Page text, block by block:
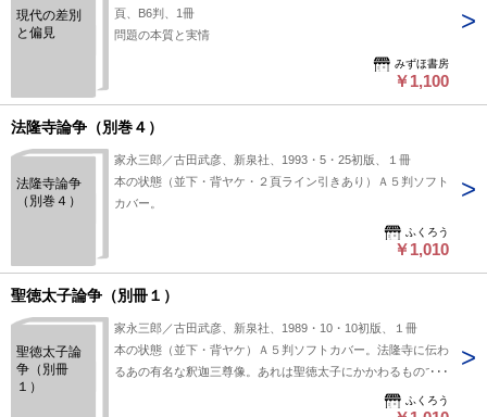
現代の差別
と偏見
頁、B6判、1冊
問題の本質と実情
みずほ書房
￥1,100
法隆寺論争（別巻４）
法隆寺論争
（別巻４）
家永三郎／古田武彦、新泉社、1993・5・25初版、１冊
本の状態（並下・背ヤケ・２頁ライン引きあり）Ａ５判ソフト
カバー。
ふくろう
￥1,010
聖徳太子論争（別冊１）
聖徳太子論
争（別冊
１）
家永三郎／古田武彦、新泉社、1989・10・10初版、１冊
本の状態（並下・背ヤケ）Ａ５判ソフトカバー。法隆寺に伝わ
るあの有名な釈迦三尊像。あれは聖徳太子にかかわるものでは
ふくろう